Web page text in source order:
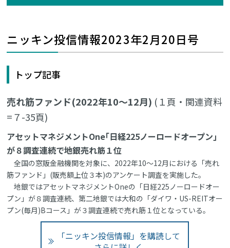
ニッキン投信情報2023年2月20日号
トップ記事
売れ筋ファンド(2022年10～12月) (１頁・関連資料
=７-35頁)
アセットマネジメントOne｢日経225ノーロードオープン｣
が８調査連続で地銀売れ筋１位
全国の窓販金融機関を対象に、2022年10～12月における「売れ
筋ファンド」(販売額上位３本)のアンケート調査を実施した。
地銀ではアセットマネジメントOneの「日経225ノーロードオー
プン」が８調査連続、第二地銀では大和の「ダイワ・US-REITオー
プン(毎月)Bコース」が３調査連続で売れ筋１位となっている。
「ニッキン投信情報」を購読して